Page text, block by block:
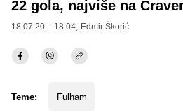
22 gola, najviše na
18.07.20. - 18:04, Edmir Škorić
Teme: Fulham